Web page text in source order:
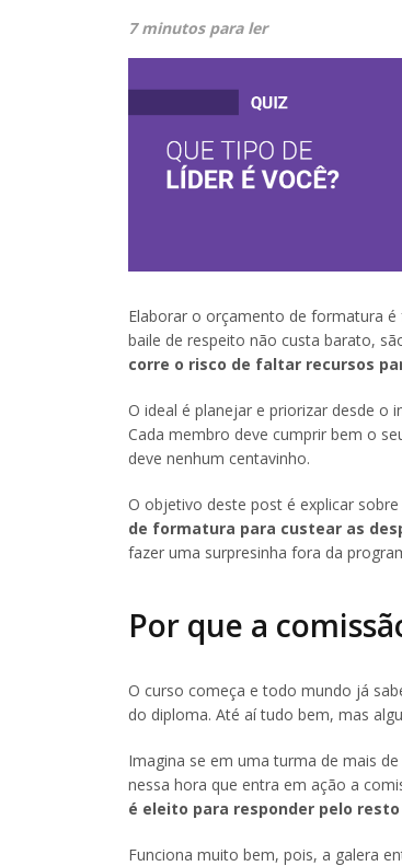
7 minutos para ler
Elaborar o orçamento de formatura
baile de respeito não custa barato,
corre o risco de faltar recursos
O ideal é planejar e priorizar desde o
Cada membro deve cumprir bem o
deve nenhum centavinho.
O objetivo deste post é explicar
de formatura para custear as
fazer uma surpresinha fora da
Por que a
O curso começa e todo mundo já
do diploma. Até aí tudo bem, mas
Imagina se em uma turma de mais
nessa hora que entra em ação a
é eleito para responder pelo
Funciona muito bem, pois, a galera